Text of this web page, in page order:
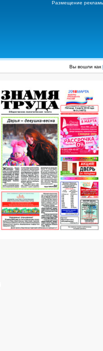
Размещение
Вы вошли как